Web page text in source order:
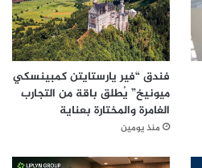
فندق “فير يارستايتن كمبينسكي
ميونيخ” يُطلق باقة من التجارب
الغامرة والمختارة بعناية
منذ يومين